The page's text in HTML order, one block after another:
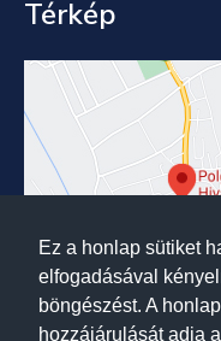
Ez a honlap sütiket
elfogadásával
böngészést. A
hozzájárulását adja
Térkép